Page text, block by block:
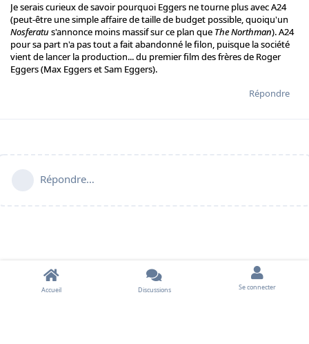
Je serais curieux de savoir pourquoi Eggers ne tourne plus avec A24
(peut-être une simple affaire de taille de budget possible, quoiqu'un
Nosferatus'annonce moins massif sur ce plan que The Northman). A24
pour sa part n'a pas tout a fait abandonné le filon, puisque la société
vient de lancer la production... du premier film des frères de Roger
Eggers (Max Eggers et Sam Eggers).
Répondre
Répondre…
Accueil Discussions Se connecter